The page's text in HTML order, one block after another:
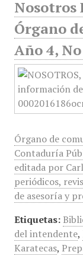
Nosotros
Órgano
Año 4,
Órgano de
Contaduría
editada por
periódicos,
de asesoría y
Etiquetas:
del intendente,
Karatecas,